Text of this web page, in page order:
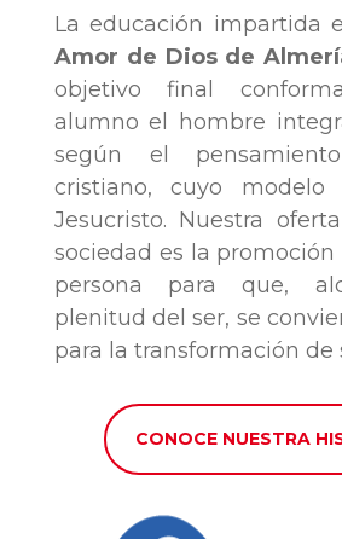
La educación impartida
Amor de Dios de
objetivo final
alumno el hombre
según el
cristiano, cuyo
Jesucristo. Nuestra
sociedad es la
persona para que,
plenitud del ser, se
para la transformación de
CONOCE NUESTRA